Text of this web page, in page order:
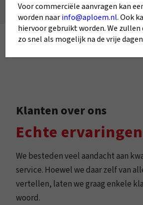
Klanten over ons
Echte ervaringen
We besteden veel aandacht aan
service. Hoewel we daar zelf van
vertellen, laten we graag enkele
woord.
Voor commerciële aanvragen kan
worden naarinfo@aploem.nl. Ook
hiervoor gebruikt worden. We zullen
zo snel als mogelijk na de vrije